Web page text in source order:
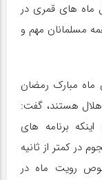
ماه های قمری در
مسلمانان مهم و
ماه مبارک رمضان
هلال هستند، گفت:
برنامه های
در کمتر از ثانیه
رویت ماه در